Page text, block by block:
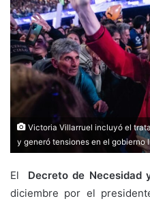
Victoria Villarruel incluyó el
y generó tensiones en el gobierno
El Decreto de Necesidad
diciembre por el